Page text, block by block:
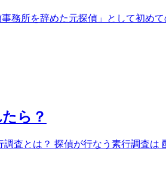
所を辞めた元探偵」として初め
ら？
査とは？ 探偵が行なう素行調査